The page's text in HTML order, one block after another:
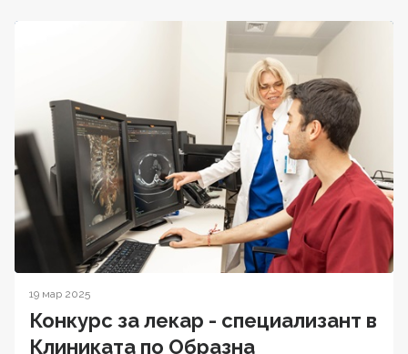
19 мар 2025
Конкурс за лекар - специализант в
Клиниката по Образна